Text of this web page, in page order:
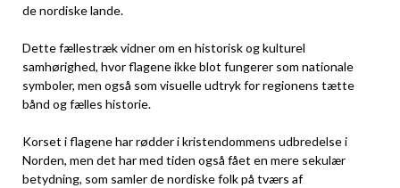
de nordiske lande.
Dette fællestræk vidner om en historisk og kulturel
samhørighed, hvor flagene ikke blot fungerer som nationale
symboler, men også som visuelle udtryk for regionens tætte
bånd og fælles historie.
Korset i flagene har rødder i kristendommens udbredelse i
Norden, men det har med tiden også fået en mere sekulær
betydning, som samler de nordiske folk på tværs af